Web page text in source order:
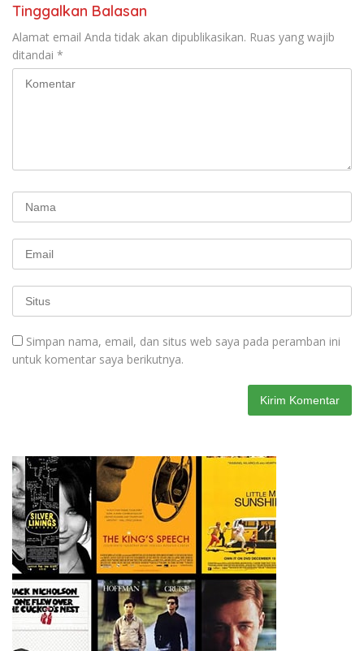
Tinggalkan Balasan
Alamat email Anda tidak akan dipublikasikan. Ruas yang wajib
ditandai *
Simpan nama, email, dan situs web saya pada peramban ini
untuk komentar saya berikutnya.